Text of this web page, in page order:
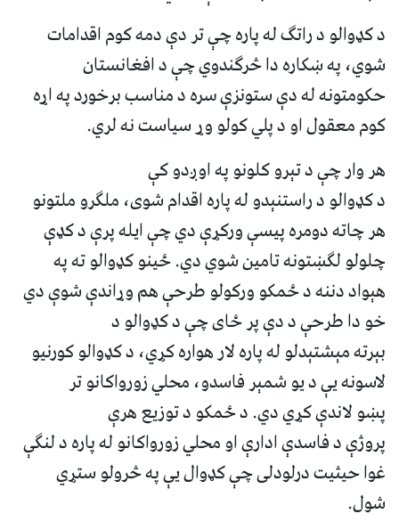
د کډوالو د راتګ له پاره چې تر دې دمه کوم اقدامات
شوي، په ښکاره دا څرګندوي چې د افغانستان
حکومتونه له دې ستونزې سره د مناسب برخورد په اړه
کوم معقول او د پلي کولو وړ سیاست نه لري.
هر وار چې د تېرو کلونو په اوږدو کې
د کډوالو د راستنېدو له پاره اقدام شوی، ملګرو ملتونو
هر چاته دومره پیسې ورکړې دي چې ایله پرې د کډې
چلولو لګښتونه تامین شوي دي. ځینو کډوالو ته په
هېواد دننه د ځمکو ورکولو طرحې هم وړاندې شوې دي
خو دا طرحې د دې پر ځای چې د کډوالو د
بېرته مېشتېدلو له پاره لار هواره کړي، د کډوالو کورنیو
لاسونه یې د یو شمېر فاسدو، محلي زورواکانو تر
پښو لاندې کړي دي. د ځمکو د توزیع هرې
پروژې د فاسدې ادارې او محلي زورواکانو له پاره د لنګې
غوا حیثیت درلودلی چې کډوال یې په څرولو ستړي
شول.